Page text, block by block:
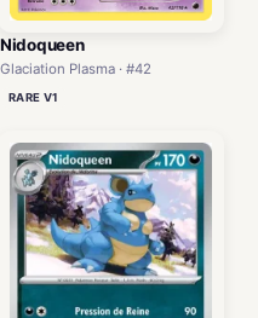
Nidoqueen
Glaciation Plasma · #42
RARE V1